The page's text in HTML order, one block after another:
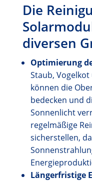
Die
diversen
Optimierung
Staub,
können die
bedecken und
Sonnenlicht
regelmäßige
sicherstellen,
Längerfristige